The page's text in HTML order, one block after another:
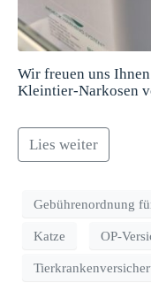
Wir freuen uns
Kleintier-Narkosen
Lies weiter
Gebührenordnung
Katze OP-